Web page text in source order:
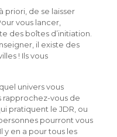
priori, de se laisser
vous lancer,
des boîtes d’initiation.
il existe des
! Ils vous
univers vous
rapprochez-vous de
pratiquent le JDR, ou
pourront vous
y en a pour tous les